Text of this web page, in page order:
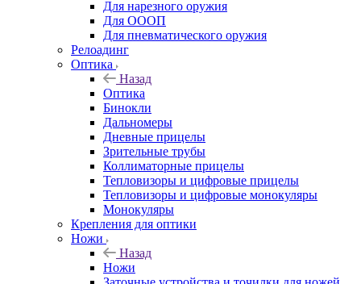
Для нарезного оружия
Для ОООП
Для пневматического оружия
Релоадинг
Оптика
Назад
Оптика
Бинокли
Дальномеры
Дневные прицелы
Зрительные трубы
Коллиматорные прицелы
Тепловизоры и цифровые прицелы
Тепловизоры и цифровые монокуляры
Монокуляры
Крепления для оптики
Ножи
Назад
Ножи